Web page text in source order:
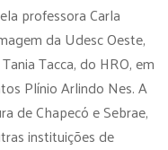
professora Carla
da Udesc Oeste,
Tacca, do HRO, em
Plínio Arlindo Nes. A
de Chapecó e Sebrae,
instituições de